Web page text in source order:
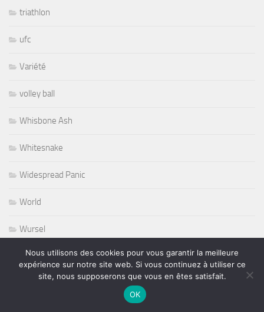
triathlon
ufc
Variété
volley ball
Whisbone Ash
Whitesnake
Widespread Panic
World
Wursel
Wynton Marsalis
Yesterday and Today
Nous utilisons des cookies pour vous garantir la meilleure
expérience sur notre site web. Si vous continuez à utiliser ce
site, nous supposerons que vous en êtes satisfait.
OK